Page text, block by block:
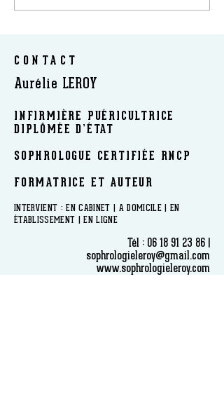
CONTACT
Aurélie LEROY
INFIRMIÈRE PUÉRICULTRICE
DIPLÔMÉE D’ÉTAT
SOPHROLOGUE CERTIFIÉE RNCP
FORMATRICE ET AUTEUR
​INTERVIENT : EN CABINET | A DOMICILE | EN
ÉTABLISSEMENT | EN LIGNE
Tél : 06 18 91 23 86
sophrologieleroy@gmail.com
www.sophrologieleroy.com